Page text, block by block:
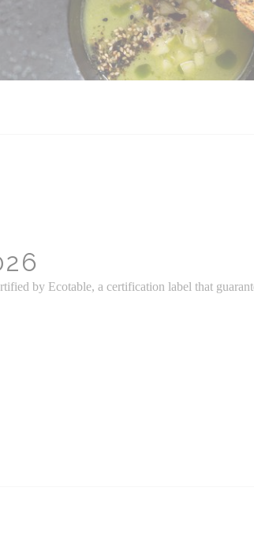
by Ecotable, a certification label that